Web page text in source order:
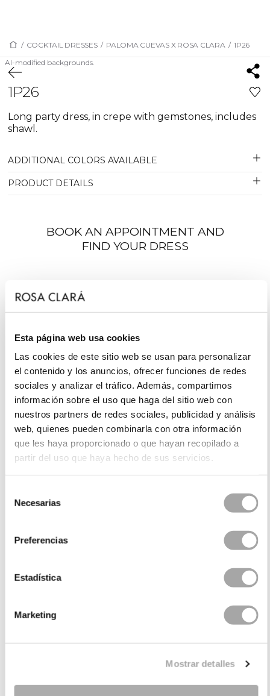
Esta página web usa cookies
Las cookies de este sitio web se usan para personalizar
el contenido y los anuncios, ofrecer funciones de redes
sociales y analizar el tráfico. Además, compartimos
información sobre el uso que haga del sitio web con
nuestros partners de redes sociales, publicidad y análisis
web, quienes pueden combinarla con otra información
que les haya proporcionado o que hayan recopilado a
partir del uso que haya hecho de sus servicios.
Necesarias
Preferencias
Estadística
Marketing
Mostrar detalles
/ COCKTAIL DRESSES / PALOMA CUEVAS X ROSA CLARA / 1P26
AI-modified backgrounds.
1P26
Long party dress, in crepe with gemstones, includes
shawl.
ADDITIONAL COLORS AVAILABLE
PRODUCT DETAILS
BOOK AN APPOINTMENT AND
FIND YOUR DRESS